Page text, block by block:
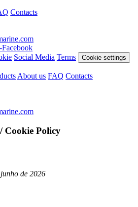
Contacts
Social Media Terms Cookie settings
About us FAQ Contacts
Cookie Policy
de 2026